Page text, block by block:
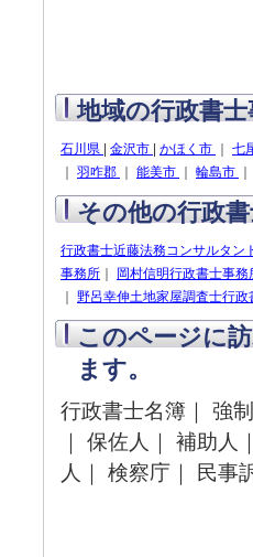
地域の行政書
石川県 金沢市 かほく市 七
羽咋郡 能美市 輪島市
その他の行政
行政書士近藤法務コンサルタン
事務所
岡村信明行政書士事務
野呂幸伸土地家屋調査士行政
このページに
ます。
行政書士名簿｜ 強
｜ 保佐人｜ 補助
人｜ 検察庁｜ 民事